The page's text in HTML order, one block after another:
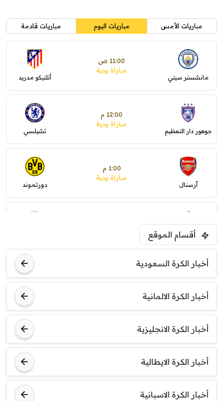
مباريات الأمس مباريات اليوم مباريات قادمة
مانشستر سيتي
11:00 ص
مباراة ودية
أتلتيكو مدريد
جوهور دار التعظيم
12:00 م
مباراة ودية
تشيلسي
آرسنال
1:00 م
مباراة ودية
دورتموند
ليفربول
أقسام الموقع
أخبار الكرة السعودية
أخبار الكرة الالمانية
أخبار الكرة الانجليزية
أخبار الكرة الايطالية
أخبار الكرة الاسبانية